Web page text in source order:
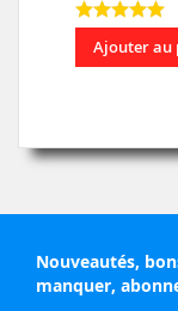
Ajouter au
Nouveautés,
manquer,